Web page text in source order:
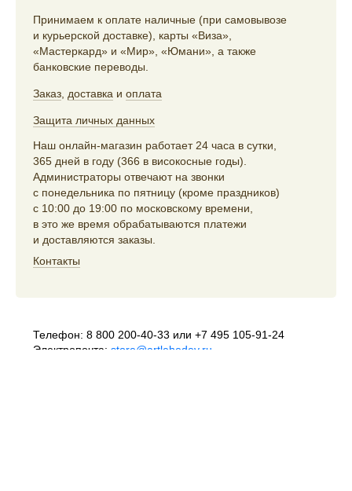
Принимаем к оплате наличные (при самовывозе
и курьерской доставке), карты «Виза»,
«Мастеркард» и «Мир», «Юмани», а также
банковские переводы.
Заказ доставка и оплата
Защита личных данных
Наш онлайн-магазин работает 24 часа в сутки,
365 дней в году (366 в високосные годы).
Администраторы отвечают на звонки
с понедельника по пятницу (кроме праздников)
с 10:00 до 19:00 по московскому времени,
в это же время обрабатываются платежи
и доставляются заказы.
Контакты
Телефон: 8 800 200-40-33 или +7 495 105-91-24
Электропочта: store@artlebedev.ru